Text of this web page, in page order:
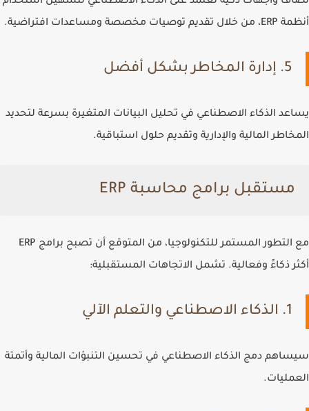
أنظمة ERP، من خلال تقديم توصيات مخصصة ومساعدات افتراضية.
5. إدارة المخاطر بشكل أفضل
يساعد الذكاء الاصطناعي في تحليل البيانات المتغيرة بسرعة لتحديد
المخاطر المالية والإدارية وتقديم حلول استباقية.
مستقبل برامج محاسبة ERP
مع التطور المستمر للتكنولوجيا، من المتوقع أن تصبح برامج ERP
أكثر ذكاءً وفعالية. تشمل الاتجاهات المستقبلية:
1. الذكاء الاصطناعي والتعلم الآلي
سيساهم دمج الذكاء الاصطناعي في تحسين التنبؤات المالية وأتمتة
العمليات.